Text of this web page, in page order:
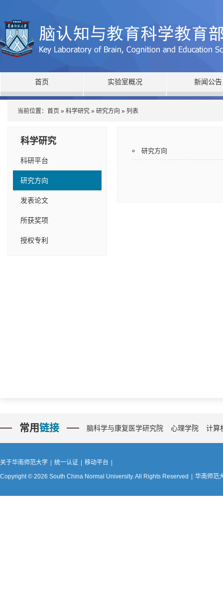
首页 实验室概况 新闻公告
当前位置： 首页 » 科学研究 » 研究方向 » 列表
科学研究
科研平台
研究方向
发表论文
所获奖项
授权专利
研究方向
常用链接 脑科学与康复医学研究院 心理学院 计算
关于华南师范大学 统一认证 移动平台
Copyright © 2026 South China Normal University. All Rights Reserved
华南师范